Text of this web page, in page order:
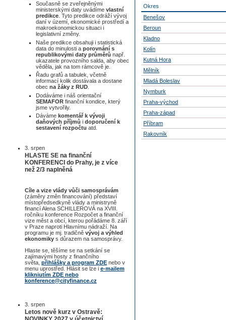
Současně se zveřejněnými
ministerskými daty uvádíme vlastní
predikce. Tyto predikce odráží vývoj
daní v území, ekonomické prostředí a
makroekonomickou situaci i
legislativní změny.
Naše predikce obsahuji i statistická
data do minulosti a porovnání s
republikovými daty průměrů např.
ukazatele provozního salda, aby obec
věděla, jak na tom rámcově je.
Řadu grafů a tabulek, včetně
informací kolik dostávala a dostane
obec na žáky z RUD.
Dodáváme i náš orientační
SEMAFORfinanční kondice, který
jsme vytvořily.
Dáváme komentář k vývoji
daňových příjmů i doporučení k
sestavení rozpočtu atd.
3. srpen
HLASTE SE na finanční
KONFERENCI do Prahy, je z více
než 2/3 naplněná
Cíle a vize vlády vůči samosprávám
(záměry změn financování) představí
místopředsedkyně vlády a ministryně
financí Alena SCHILLEROVÁ na XVIII.
ročníku konference Rozpočet a finanční
vize měst a obcí, kterou pořádáme 8. září
v Praze naproti Hlavnímu nádraží. Na
programu je mj. tradičněvývoj a výhled
ekonomikys důrazem na samosprávy.
Hlaste se, těšíme se na setkání se
zajímavými hosty z finančního
světa, přihlášky a program ZDEnebo v
menu uprostřed. Hlásit se lze i e-mailem
klikniutím ZDE nebo
konference@cityfinance.cz
3. srpen
Letos nově kurz v Ostravě:
Okres
Benešov
Beroun
Kladno
Kolín
Kutná Hora
Mělník
Mladá Boleslav
Nymburk
Praha-východ
Praha-západ
Příbram
Rakovník